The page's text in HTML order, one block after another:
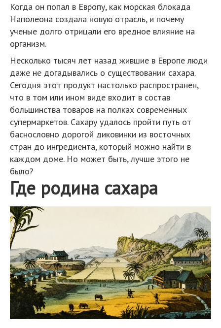
Когда он попал в Европу, как морская блокада
Наполеона создала новую отрасль, и почему
ученые долго отрицали его вредное влияние на
организм.
Несколько тысяч лет назад жившие в Европе люди
даже не догадывались о существовании сахара.
Сегодня этот продукт настолько распространен,
что в том или ином виде входит в состав
большинства товаров на полках современных
супермаркетов. Сахару удалось пройти путь от
баснословно дорогой диковинки из восточных
стран до ингредиента, который можно найти в
каждом доме. Но может быть, лучше этого не
было?
Где родина сахара